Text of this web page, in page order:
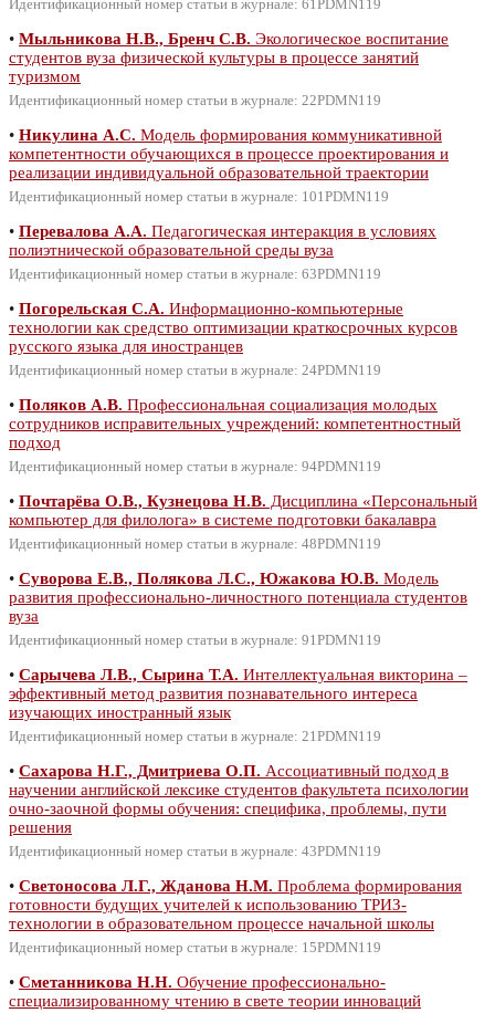
Идентификационный номер статьи в журнале: 61PDMN119
• Мыльникова Н.В., Бренч С.В. Экологическое воспитание
студентов вуза физической культуры в процессе занятий
туризмом
Идентификационный номер статьи в журнале: 22PDMN119
• Никулина А.С. Модель формирования коммуникативной
компетентности обучающихся в процессе проектирования и
реализации индивидуальной образовательной траектории
Идентификационный номер статьи в журнале: 101PDMN119
• Перевалова А.А. Педагогическая интеракция в условиях
полиэтнической образовательной среды вуза
Идентификационный номер статьи в журнале: 63PDMN119
• Погорельская С.А. Информационно-компьютерные
технологии как средство оптимизации краткосрочных курсов
русского языка для иностранцев
Идентификационный номер статьи в журнале: 24PDMN119
• Поляков А.В. Профессиональная социализация молодых
сотрудников исправительных учреждений: компетентностный
подход
Идентификационный номер статьи в журнале: 94PDMN119
• Почтарёва О.В., Кузнецова Н.В. Дисциплина «Персональный
компьютер для филолога» в системе подготовки бакалавра
Идентификационный номер статьи в журнале: 48PDMN119
• Суворова Е.В., Полякова Л.С., Южакова Ю.В. Модель
развития профессионально-личностного потенциала студентов
вуза
Идентификационный номер статьи в журнале: 91PDMN119
• Сарычева Л.В., Сырина Т.А. Интеллектуальная викторина –
эффективный метод развития познавательного интереса
изучающих иностранный язык
Идентификационный номер статьи в журнале: 21PDMN119
• Сахарова Н.Г., Дмитриева О.П. Ассоциативный подход в
научении английской лексике студентов факультета психологии
очно-заочной формы обучения: специфика, проблемы, пути
решения
Идентификационный номер статьи в журнале: 43PDMN119
• Светоносова Л.Г., Жданова Н.М. Проблема формирования
готовности будущих учителей к использованию ТРИЗ-
технологии в образовательном процессе начальной школы
Идентификационный номер статьи в журнале: 15PDMN119
• Сметанникова Н.Н. Обучение профессионально-
специализированному чтению в свете теории инноваций